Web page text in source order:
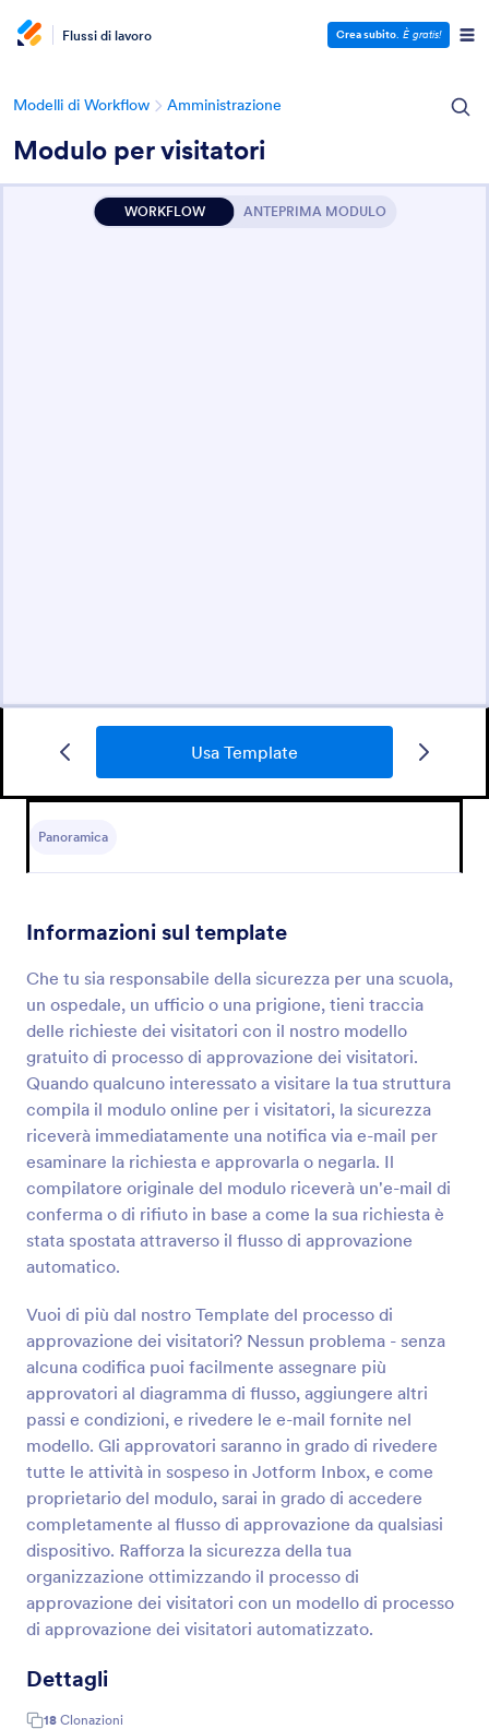
Flussi di lavoro Crea subito. È gratis!
Modelli di Workflow Amministrazione
Modulo per visitatori
WORKFLOW ANTEPRIMA MODULO
Usa Template
Panoramica
Informazioni sul template
Che tu sia responsabile della sicurezza per una scuola,
un ospedale, un ufficio o una prigione, tieni traccia
delle richieste dei visitatori con il nostro modello
gratuito di processo di approvazione dei visitatori.
Quando qualcuno interessato a visitare la tua struttura
compila il modulo online per i visitatori, la sicurezza
riceverà immediatamente una notifica via e-mail per
esaminare la richiesta e approvarla o negarla. Il
compilatore originale del modulo riceverà un'e-mail di
conferma o di rifiuto in base a come la sua richiesta è
stata spostata attraverso il flusso di approvazione
automatico.
Vuoi di più dal nostro Template del processo di
approvazione dei visitatori? Nessun problema - senza
alcuna codifica puoi facilmente assegnare più
approvatori al diagramma di flusso, aggiungere altri
passi e condizioni, e rivedere le e-mail fornite nel
modello. Gli approvatori saranno in grado di rivedere
tutte le attività in sospeso in Jotform Inbox, e come
proprietario del modulo, sarai in grado di accedere
completamente al flusso di approvazione da qualsiasi
dispositivo. Rafforza la sicurezza della tua
organizzazione ottimizzando il processo di
approvazione dei visitatori con un modello di processo
di approvazione dei visitatori automatizzato.
Dettagli
18 Clonazioni